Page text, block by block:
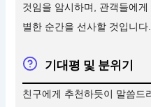
것임을 암시하며, 관객들에
별한 순간을 선사할 것입니다.
기대평 및 분위기
친구에게 추천하듯이 말씀드